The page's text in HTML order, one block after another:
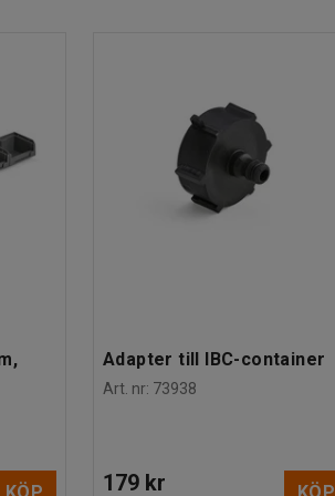
Adapter till IBC-container
Art. nr: 73938
179 kr